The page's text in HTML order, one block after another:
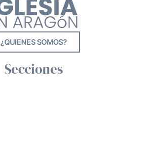
¿QUIENES SOMOS?
Secciones